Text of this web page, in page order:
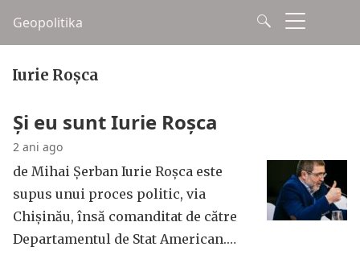
Geopolitika
Iurie Roșca
Și eu sunt Iurie Roșca
2 ani ago
de Mihai Șerban Iurie Roșca este
supus unui proces politic, via
Chișinău, însă comanditat de către
Departamentul de Stat American.…